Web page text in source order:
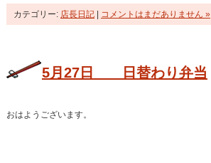
カテゴリー: 店長日記| コメントはまだありません »
5月27日 日替わり弁当
おはようございます。